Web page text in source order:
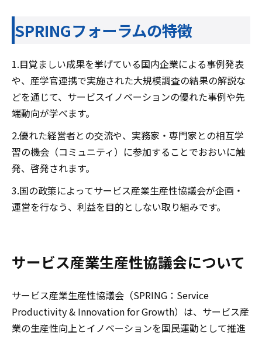
SPRINGフォーラムの特徴
1.目覚ましい成果を挙げている国内企業による事例発表
や、産学官連携で実施された大規模調査の結果の解説な
どを通じて、サービスイノベーションの優れた事例や先
端動向が学べます。
2.優れた経営者との交流や、実務家・専門家との相互学
習の機会（コミュニティ）に参加することでおおいに触
発、啓発されます。
3.国の政策によってサービス産業生産性協議会が企画・
運営を行なう、利益を目的としない取り組みです。
サービス産業生産性協議会について
サービス産業生産性協議会（SPRING：Service
Productivity & Innovation for Growth）は、サービス産
業の生産性向上とイノベーションを国民運動として推進